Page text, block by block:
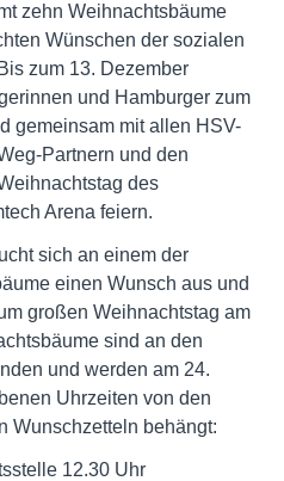
zehn Weihnachtsbäume
Wünschen der sozialen
zum 13. Dezember
und Hamburger zum
gemeinsam mit allen HSV-
Partnern und den
des
Arena feiern.
sich an einem der
einen Wunsch aus und
großen Weihnachtstag am
sind an den
und werden am 24.
Uhrzeiten von den
Wunschzetteln behängt:
12.30 Uhr